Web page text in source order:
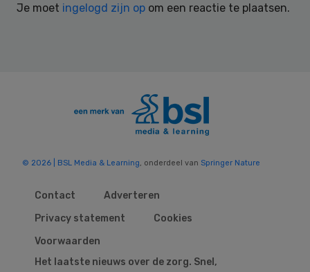
Je moet ingelogd zijn op om een reactie te plaatsen.
© 2026 | BSL Media & Learning, onderdeel van Springer Nature
Contact
Adverteren
Privacy statement
Cookies
Voorwaarden
Het laatste nieuws over de zorg. Snel,